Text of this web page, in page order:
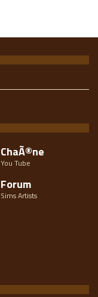
ChaÃ®ne
You Tube
Forum
Sims Artists